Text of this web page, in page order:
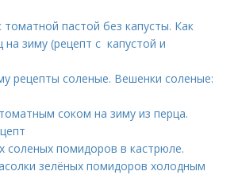
пастой без капусты. Как
зиму (рецепт с капустой и
рецепты соленые. Вешенки соленые:
соком на зиму из перца.
соленых помидоров в кастрюле.
зелёных помидоров холодным